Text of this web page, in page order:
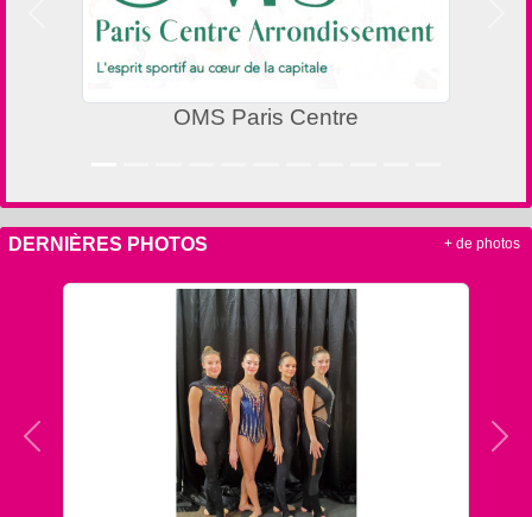
OMS Paris Centre
Précedent
DERNIÈRES PHOTOS
Précedent
+ de photos